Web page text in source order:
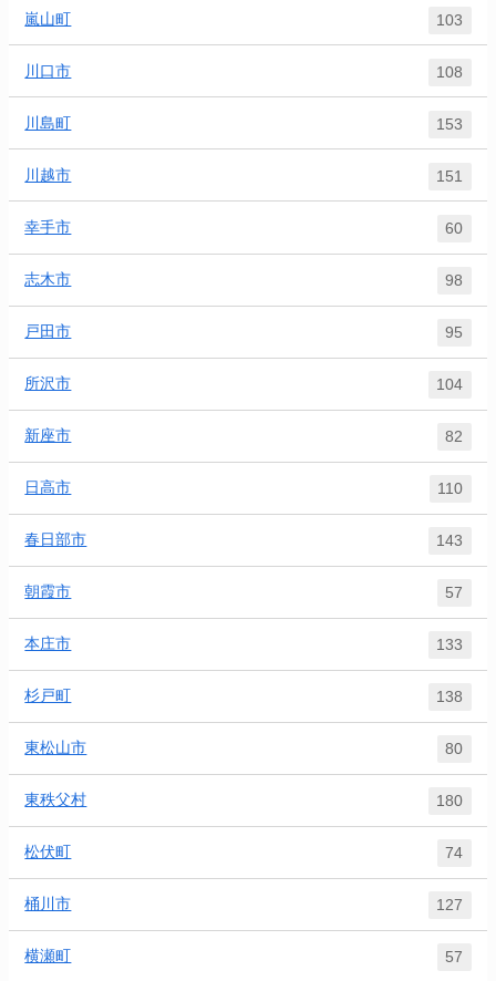
嵐山町 103
川口市 108
川島町 153
川越市 151
幸手市 60
志木市 98
戸田市 95
所沢市 104
新座市 82
日高市 110
春日部市 143
朝霞市 57
本庄市 133
杉戸町 138
東松山市 80
東秩父村 180
松伏町 74
桶川市 127
横瀬町 57